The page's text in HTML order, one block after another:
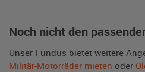
Noch nicht den
Unser Fundus bietet weitere
Militär-Motorräder mieten oder